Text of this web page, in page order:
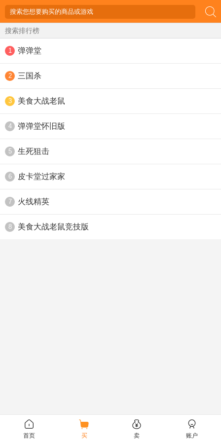
搜索排行榜
1 弹弹堂
2 三国杀
3 美食大战老鼠
4 弹弹堂怀旧版
5 生死狙击
6 皮卡堂过家家
7 火线精英
8 美食大战老鼠竞技版
首页 买 卖 账户